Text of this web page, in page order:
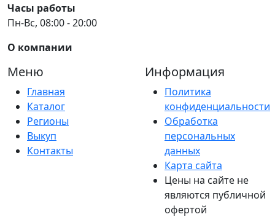
Часы работы
Пн-Вс, 08:00 - 20:00
О компании
Меню
Главная
Каталог
Регионы
Выкуп
Контакты
Информация
Политика
конфиденциальности
Обработка
персональных
данных
Карта сайта
Цены на сайте не
являются публичной
офертой